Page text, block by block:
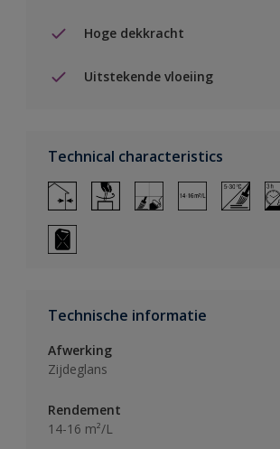
Hoge dekkracht
Uitstekende vloeiing
Technical characteristics
Technische informatie
Afwerking
Zijdeglans
Rendement
14-16 m²/L